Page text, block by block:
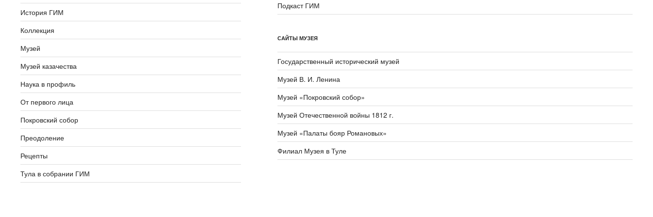
История ГИМ
Коллекция
Музей
Музей казачества
Наука в профиль
От первого лица
Покровский собор
Преодоление
Рецепты
Тула в собрании ГИМ
Подкаст ГИМ
САЙТЫ МУЗЕЯ
Государственный исторический музей
Музей В. И. Ленина
Музей «Покровский собор»
Музей Отечественной войны 1812 г.
Музей «Палаты бояр Романовых»
Филиал Музея в Туле